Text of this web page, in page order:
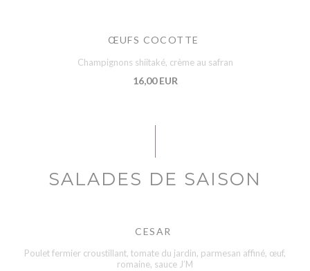
ŒUFS COCOTTE
Champignons shiitaké, crème au safran
16,00 EUR
SALADES DE SAISON
CESAR
Poulet fermier croustillant, tomate du jardin, parmesan affiné, œuf,
romaine, sauce J’M